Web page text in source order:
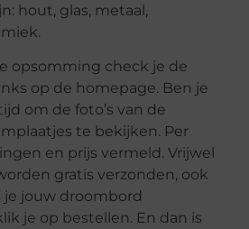
hout, glas, metaal,
opsomming check je de
op de homepage. Ben je
om de foto’s van de
te bekijken. Per
en prijs vermeld. Vrijwel
gratis verzonden, ook
je jouw droombord
je op bestellen. En dan is